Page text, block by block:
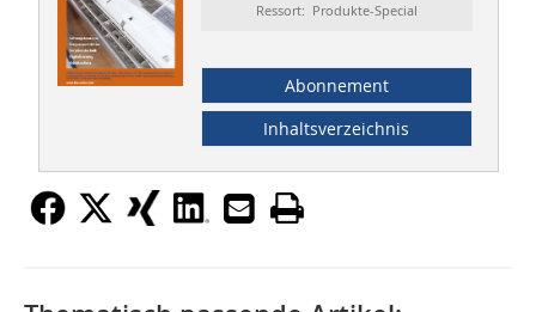
Ressort: Produkte-Special
Abonnement
Inhaltsverzeichnis